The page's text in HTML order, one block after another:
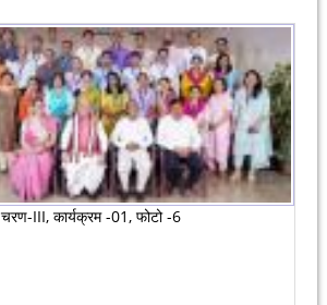
चरण-III, कार्यक्रम -01, फोटो -6